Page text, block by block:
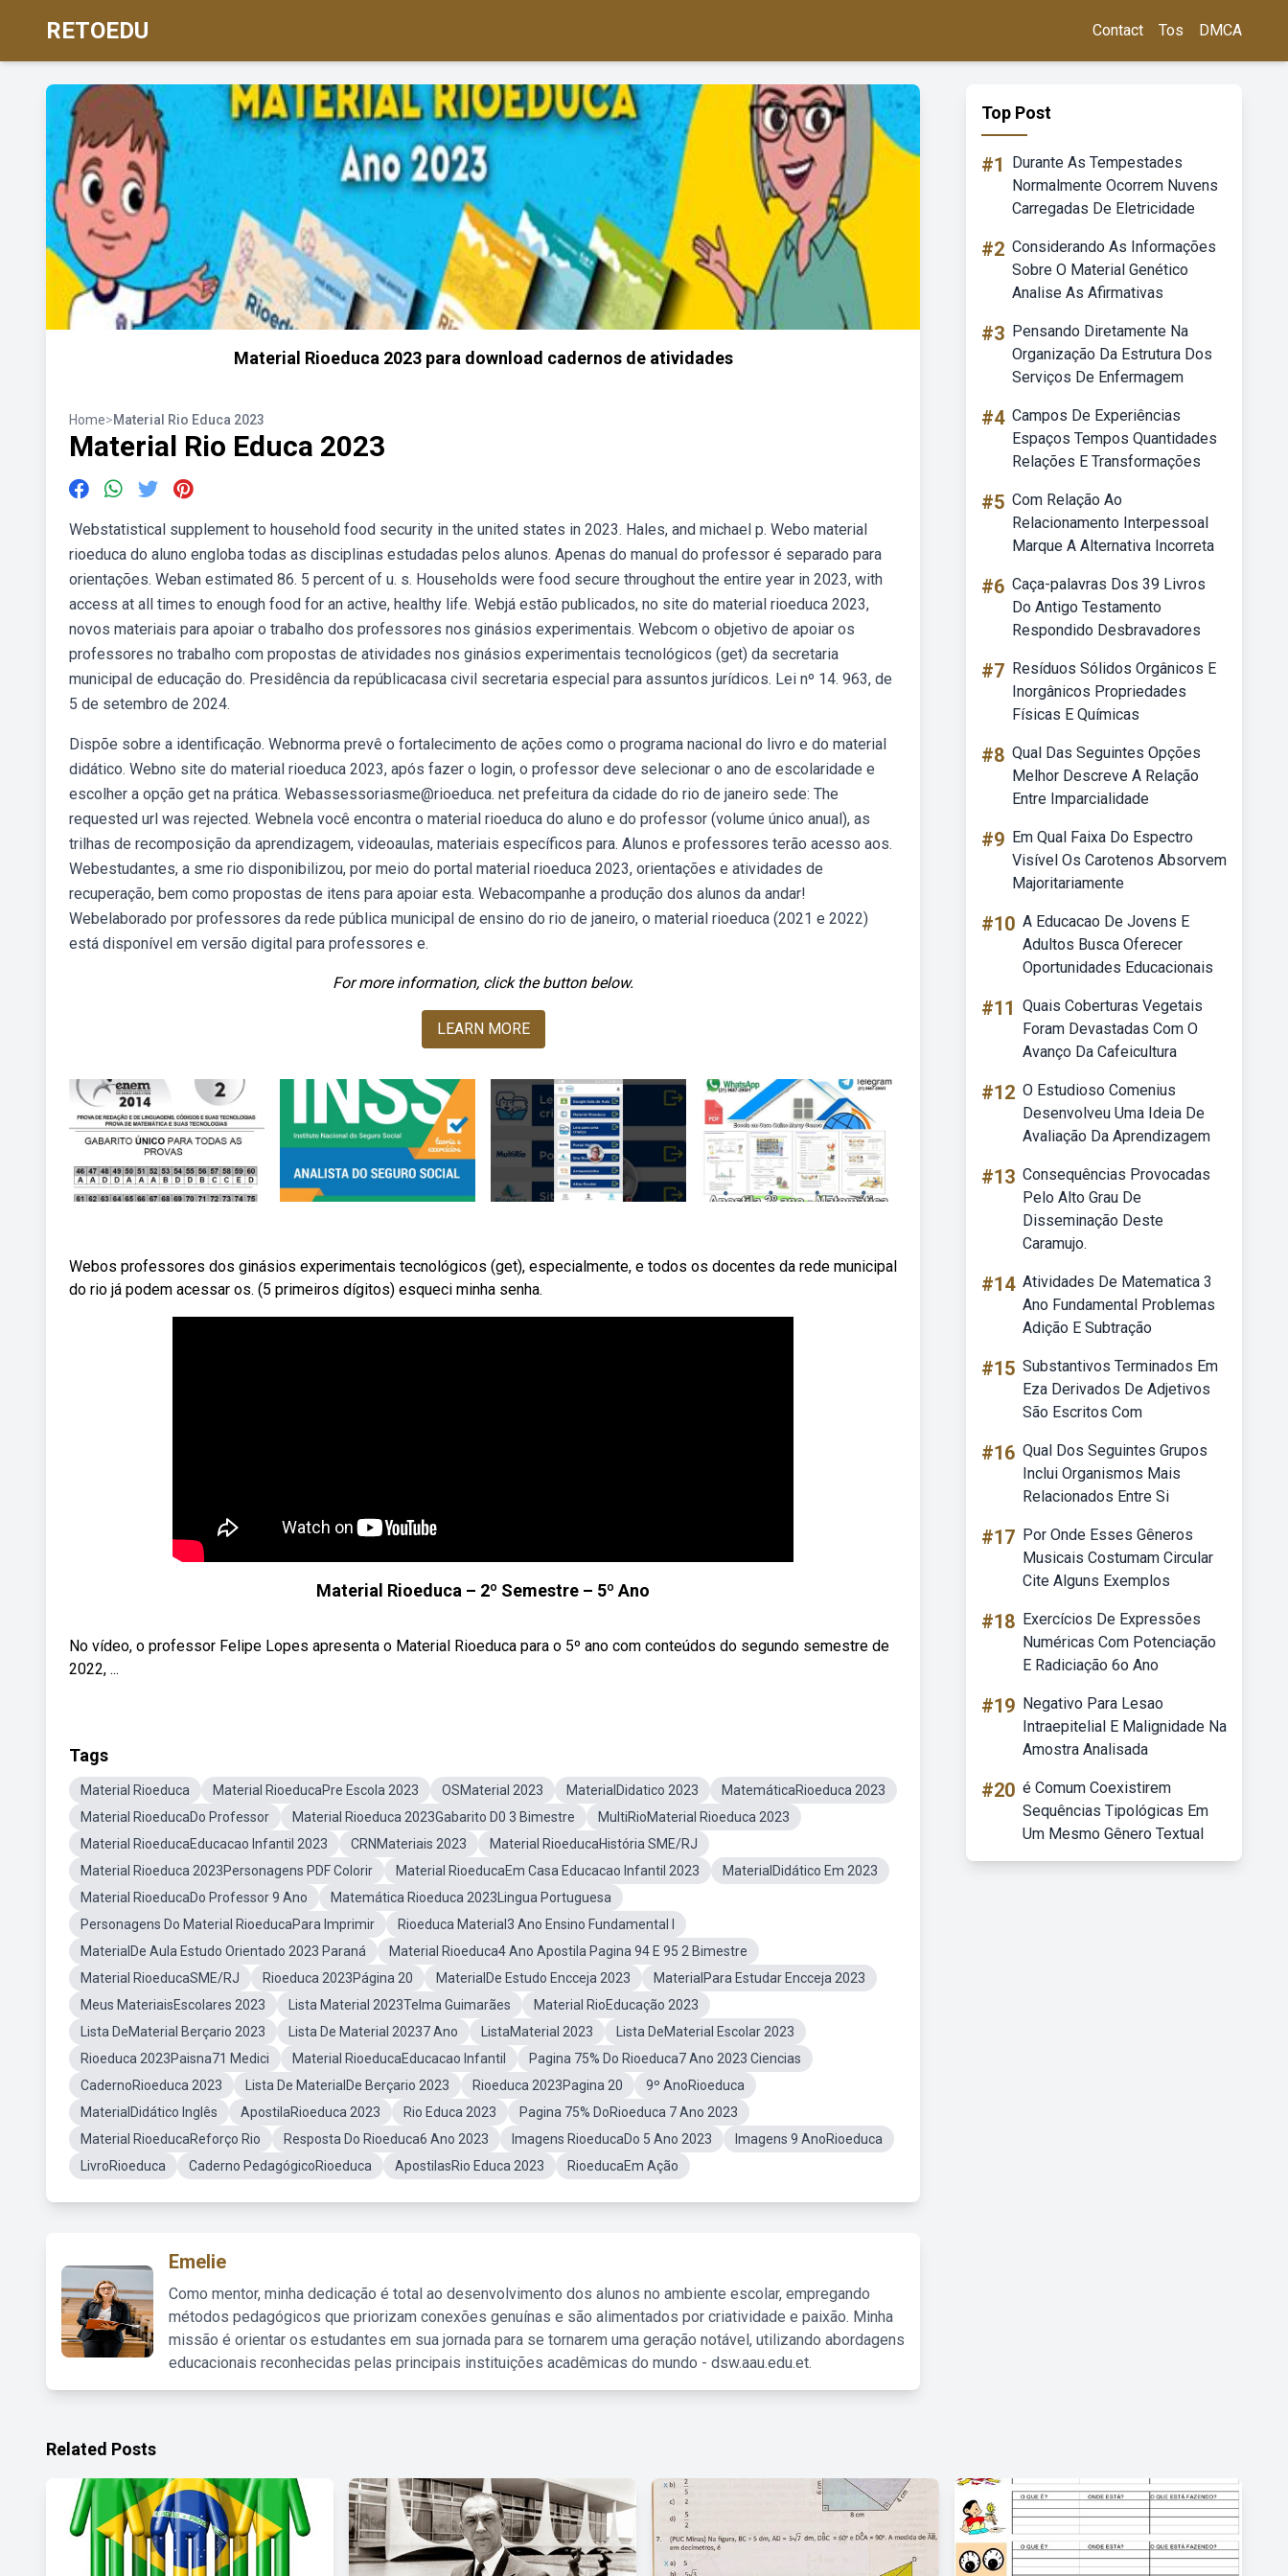
RETOEDU Contact Tos DMCA
Material Rioeduca 2023 para download cadernos de atividades
Home>Material Rio Educa 2023
Material Rio Educa 2023
Webstatistical supplement to household food security in the united states in 2023. Hales, and michael p. Webo material
rioeduca do aluno engloba todas as disciplinas estudadas pelos alunos. Apenas do manual do professor é separado para
orientações. Weban estimated 86. 5 percent of u. s. Households were food secure throughout the entire year in 2023, with
access at all times to enough food for an active, healthy life. Webjá estão publicados, no site do material rioeduca 2023,
novos materiais para apoiar o trabalho dos professores nos ginásios experimentais. Webcom o objetivo de apoiar os
professores no trabalho com propostas de atividades nos ginásios experimentais tecnológicos (get) da secretaria
municipal de educação do. Presidência da repúblicacasa civil secretaria especial para assuntos jurídicos. Lei nº 14. 963, de
5 de setembro de 2024.
Dispõe sobre a identificação. Webnorma prevê o fortalecimento de ações como o programa nacional do livro e do material
didático. Webno site do material rioeduca 2023, após fazer o login, o professor deve selecionar o ano de escolaridade e
escolher a opção get na prática. Webassessoriasme@rioeduca. net prefeitura da cidade do rio de janeiro sede: The
requested url was rejected. Webnela você encontra o material rioeduca do aluno e do professor (volume único anual), as
trilhas de recomposição da aprendizagem, videoaulas, materiais específicos para. Alunos e professores terão acesso aos.
Webestudantes, a sme rio disponibilizou, por meio do portal material rioeduca 2023, orientações e atividades de
recuperação, bem como propostas de itens para apoiar esta. Webacompanhe a produção dos alunos da andar!
Webelaborado por professores da rede pública municipal de ensino do rio de janeiro, o material rioeduca (2021 e 2022)
está disponível em versão digital para professores e.
For more information, click the button below.
LEARN MORE
Webos professores dos ginásios experimentais tecnológicos (get), especialmente, e todos os docentes da rede municipal
do rio já podem acessar os. (5 primeiros dígitos) esqueci minha senha.
Material Rioeduca – 2º Semestre – 5º Ano
No vídeo, o professor Felipe Lopes apresenta o Material Rioeduca para o 5º ano com conteúdos do segundo semestre de
2022, ...
Tags
Material Rioeduca Material RioeducaPre Escola 2023 OSMaterial 2023 MaterialDidatico 2023
MatemáticaRioeduca 2023
Material RioeducaDo Professor
Material Rioeduca 2023Gabarito D0 3 Bimestre
MultiRioMaterial Rioeduca 2023
Material RioeducaEducacao Infantil 2023
CRNMateriais 2023
Material RioeducaHistória SME/RJ
Material Rioeduca 2023Personagens PDF Colorir
Material RioeducaEm Casa Educacao Infantil 2023
MaterialDidático Em 2023
Material RioeducaDo Professor 9 Ano
Matemática Rioeduca 2023Lingua Portuguesa
Personagens Do Material RioeducaPara Imprimir
Rioeduca Material3 Ano Ensino Fundamental I
MaterialDe Aula Estudo Orientado 2023 Paraná
Material Rioeduca4 Ano Apostila Pagina 94 E 95 2 Bimestre
Material RioeducaSME/RJ
Rioeduca 2023Página 20 MaterialDe Estudo Encceja 2023
MaterialPara Estudar Encceja 2023
Meus MateriaisEscolares 2023
Lista Material 2023Telma Guimarães
Material RioEducação 2023
Lista DeMaterial Berçario 2023
Lista De Material 20237 Ano ListaMaterial 2023
Lista DeMaterial Escolar 2023
Rioeduca 2023Paisna71 Medici
Material RioeducaEducacao Infantil
Pagina 75% Do Rioeduca7 Ano 2023 Ciencias
CadernoRioeduca 2023
Lista De MaterialDe Berçario 2023 Rioeduca 2023Pagina 20
9º AnoRioeduca
MaterialDidático Inglês
ApostilaRioeduca 2023 Rio Educa 2023
Pagina 75% DoRioeduca 7 Ano 2023
Material RioeducaReforço Rio
Resposta Do Rioeduca6 Ano 2023 Imagens RioeducaDo 5 Ano 2023
Imagens 9 AnoRioeduca
LivroRioeduca
Caderno PedagógicoRioeduca ApostilasRio Educa 2023 RioeducaEm Ação
Emelie
Como mentor, minha dedicação é total ao desenvolvimento dos alunos no ambiente escolar, empregando
métodos pedagógicos que priorizam conexões genuínas e são alimentados por criatividade e paixão. Minha
missão é orientar os estudantes em sua jornada para se tornarem uma geração notável, utilizando abordagens
educacionais reconhecidas pelas principais instituições acadêmicas do mundo - dsw.aau.edu.et.
Top Post
#1
Durante As Tempestades
Normalmente Ocorrem Nuvens
Carregadas De Eletricidade
#2 Considerando As Informações
Sobre O Material Genético
Analise As Afirmativas
#3 Pensando Diretamente Na
Organização Da Estrutura Dos
Serviços De Enfermagem
#4 Campos De Experiências
Espaços Tempos Quantidades
Relações E Transformações
#5 Com Relação Ao
Relacionamento Interpessoal
Marque A Alternativa Incorreta
#6 Caça-palavras Dos 39 Livros
Do Antigo Testamento
Respondido Desbravadores
#7 Resíduos Sólidos Orgânicos E
Inorgânicos Propriedades
Físicas E Químicas
#8 Qual Das Seguintes Opções
Melhor Descreve A Relação
Entre Imparcialidade
#9 Em Qual Faixa Do Espectro
Visível Os Carotenos Absorvem
Majoritariamente
#10 A Educacao De Jovens E
Adultos Busca Oferecer
Oportunidades Educacionais
#11 Quais Coberturas Vegetais
Foram Devastadas Com O
Avanço Da Cafeicultura
#12 O Estudioso Comenius
Desenvolveu Uma Ideia De
Avaliação Da Aprendizagem
#13 Consequências Provocadas
Pelo Alto Grau De
Disseminação Deste
Caramujo.
#14 Atividades De Matematica 3
Ano Fundamental Problemas
Adição E Subtração
#15 Substantivos Terminados Em
Eza Derivados De Adjetivos
São Escritos Com
#16 Qual Dos Seguintes Grupos
Inclui Organismos Mais
Relacionados Entre Si
#17 Por Onde Esses Gêneros
Musicais Costumam Circular
Cite Alguns Exemplos
#18 Exercícios De Expressões
Numéricas Com Potenciação
E Radiciação 6o Ano
#19 Negativo Para Lesao
Intraepitelial E Malignidade Na
Amostra Analisada
#20 é Comum Coexistirem
Sequências Tipológicas Em
Um Mesmo Gênero Textual
Related Posts